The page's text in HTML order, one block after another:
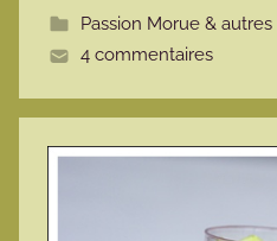
t
Passion Morue &
4 commentaires